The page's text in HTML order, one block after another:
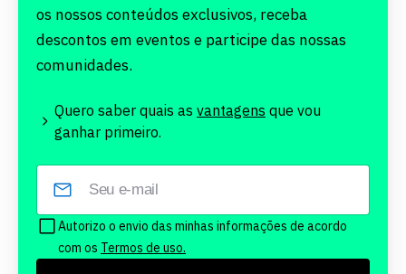
os nossos conteúdos exclusivos, receba
descontos em eventos e participe das nossas
comunidades.
Quero saber quais as vantagens que vou
ganhar primeiro.
Autorizo o envio das minhas informações de acordo
com os Termos de uso.